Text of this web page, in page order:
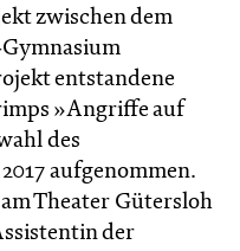
zwischen dem
entstandene
»Angriffe auf
des
aufgenommen.
Theater Gütersloh
der